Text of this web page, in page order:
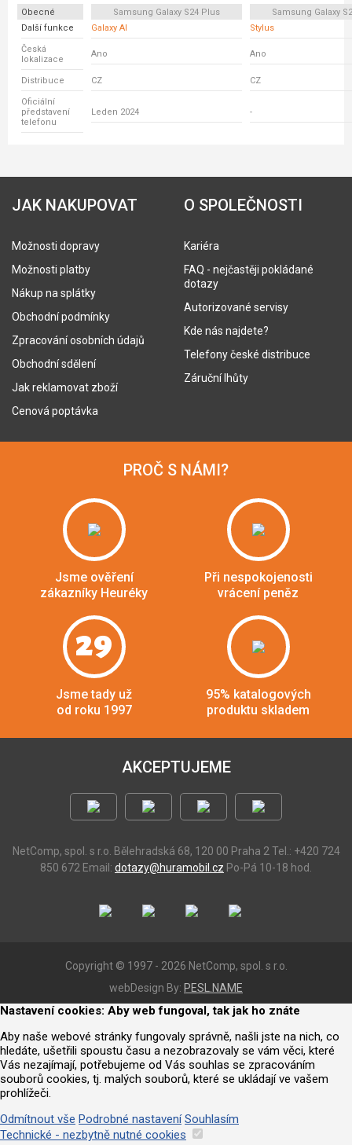
Obecné Samsung Galaxy S24 Plus
Samsung Galaxy
Další funkce
Galaxy AI Stylus
Česká
lokalizace
Ano Ano
Distribuce CZ CZ
Oficiální
představení
telefonu
Leden 2024 -
JAK NAKUPOVAT
Možnosti dopravy
Možnosti platby
Nákup na splátky
Obchodní podmínky
Zpracování osobních údajů
Obchodní sdělení
Jak reklamovat zboží
Cenová poptávka
O SPOLEČNOSTI
Kariéra
FAQ - nejčastěji pokládané
dotazy
Autorizované servisy
Kde nás najdete?
Telefony české distribuce
Záruční lhůty
PROČ S NÁMI?
Jsme ověření
zákazníky Heuréky
Při nespokojenosti
vrácení peněz
29
Jsme tady už
od roku 1997
95% katalogových
produktu skladem
AKCEPTUJEME
NetComp, spol. s r.o. Bělehradská 68, 120 00 Praha 2 Tel.: +420 724
850 672 Email: dotazy@huramobil.cz Po-Pá 10-18 hod.
Copyright © 1997 - 2026 NetComp, spol. s r.o.
webDesign By: PESL.NAME
Nastavení cookies: Aby web fungoval, tak jak ho znáte
Aby naše webové stránky fungovaly správně, našli jste na nich, co
hledáte, ušetřili spoustu času a nezobrazovaly se vám věci, které
Vás nezajímají, potřebujeme od Vás souhlas se zpracováním
souborů cookies, tj. malých souborů, které se ukládají ve vašem
prohlížeči.
Odmítnout vše Podrobné nastavení Souhlasím
Technické - nezbytně nutné cookies